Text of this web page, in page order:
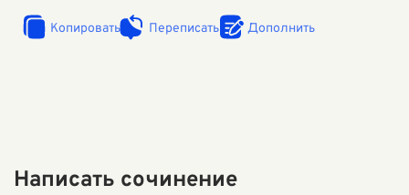
Копировать Переписать Дополнить
Написать сочинение